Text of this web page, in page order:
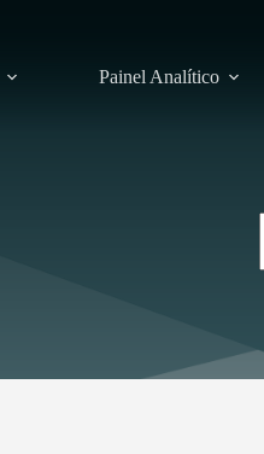
Painel Analítico